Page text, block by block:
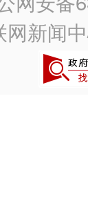
网新闻